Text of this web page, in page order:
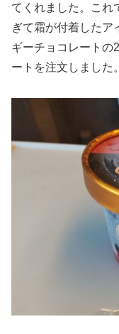
てくれました。これ
ぎて霜が付着したア
ギーチョコレートの
ートを注文しました。